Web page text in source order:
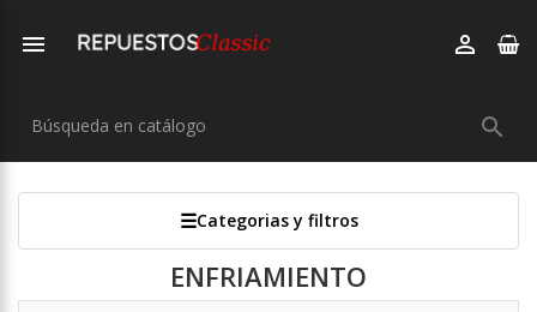
 

Categorias y filtros
ENFRIAMIENTO